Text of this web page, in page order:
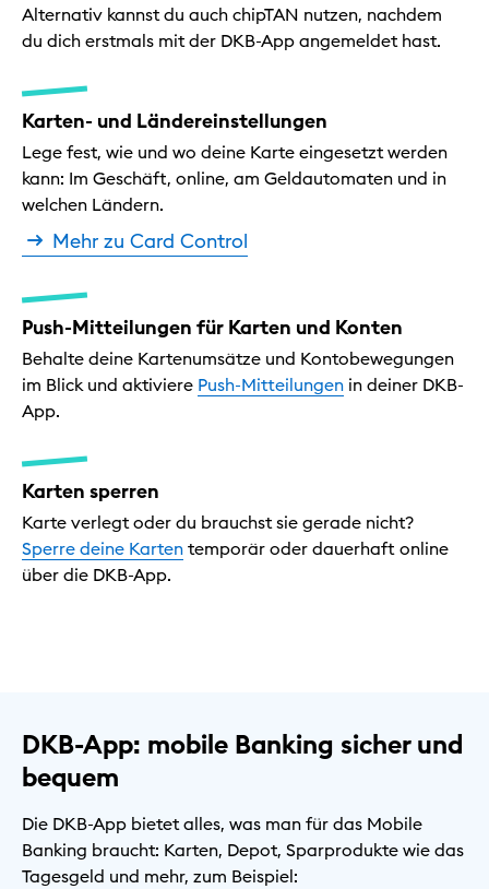
Alternativ kannst du auch chipTAN nutzen, nachdem
du dich erstmals mit der DKB-App angemeldet hast.
Karten- und Ländereinstellungen
Lege fest, wie und wo deine Karte eingesetzt werden
kann: Im Geschäft, online, am Geldautomaten und in
welchen Ländern.
Mehr zu Card Control
Push-Mitteilungen für Karten und Konten
Behalte deine Kartenumsätze und Kontobewegungen
im Blick und aktiviere Push-Mitteilungen in deiner DKB-
App.
Karten sperren
Karte verlegt oder du brauchst sie gerade nicht?
Sperre deine Karten temporär oder dauerhaft online
über die DKB-App.
DKB-App: mobile Banking sicher und
bequem
Die DKB-App bietet alles, was man für das Mobile
Banking braucht: Karten, Depot, Sparprodukte wie das
Tagesgeld und mehr, zum Beispiel: